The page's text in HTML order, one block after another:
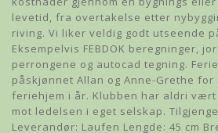
levetid, fra overtakelse etter
riving. Vi liker veldig godt utseende
Eksempelvis FEBDOK beregninger,
perrongene og autocad tegning.
påskjønnet Allan og Anne-Grethe for
feriehjem i år. Klubben har aldri
mot ledelsen i eget selskap.
Leverandør: Laufen Lengde: 45 cm